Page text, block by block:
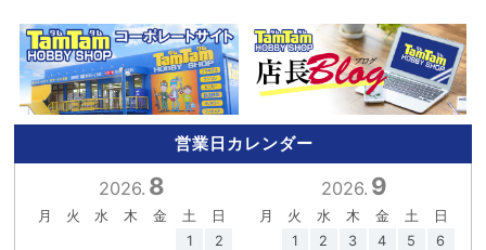
営業日カレンダー
2026. 8
月 火 水 木 金 土
日
1
2
2026. 9
月 火 水 木 金 土
日
1
2 3 4 5
6